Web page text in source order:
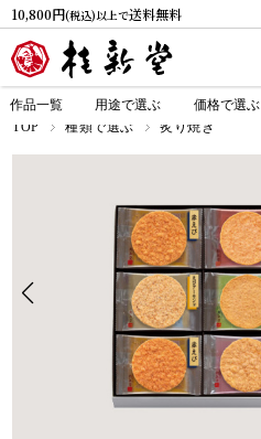
10,800円(税込)以上で送料無料
作品一覧 用途で選ぶ 価格で選ぶ
TOP
種類で選ぶ 炙り焼き